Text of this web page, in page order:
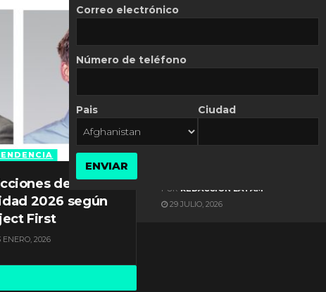
de
2026 según
First
2026
ES NOTICIA
POR REDACCIÓN LATAM
29 JULIO, 2026
Correo electrónico
Número de teléfono
Pais Ciudad
ENVIAR